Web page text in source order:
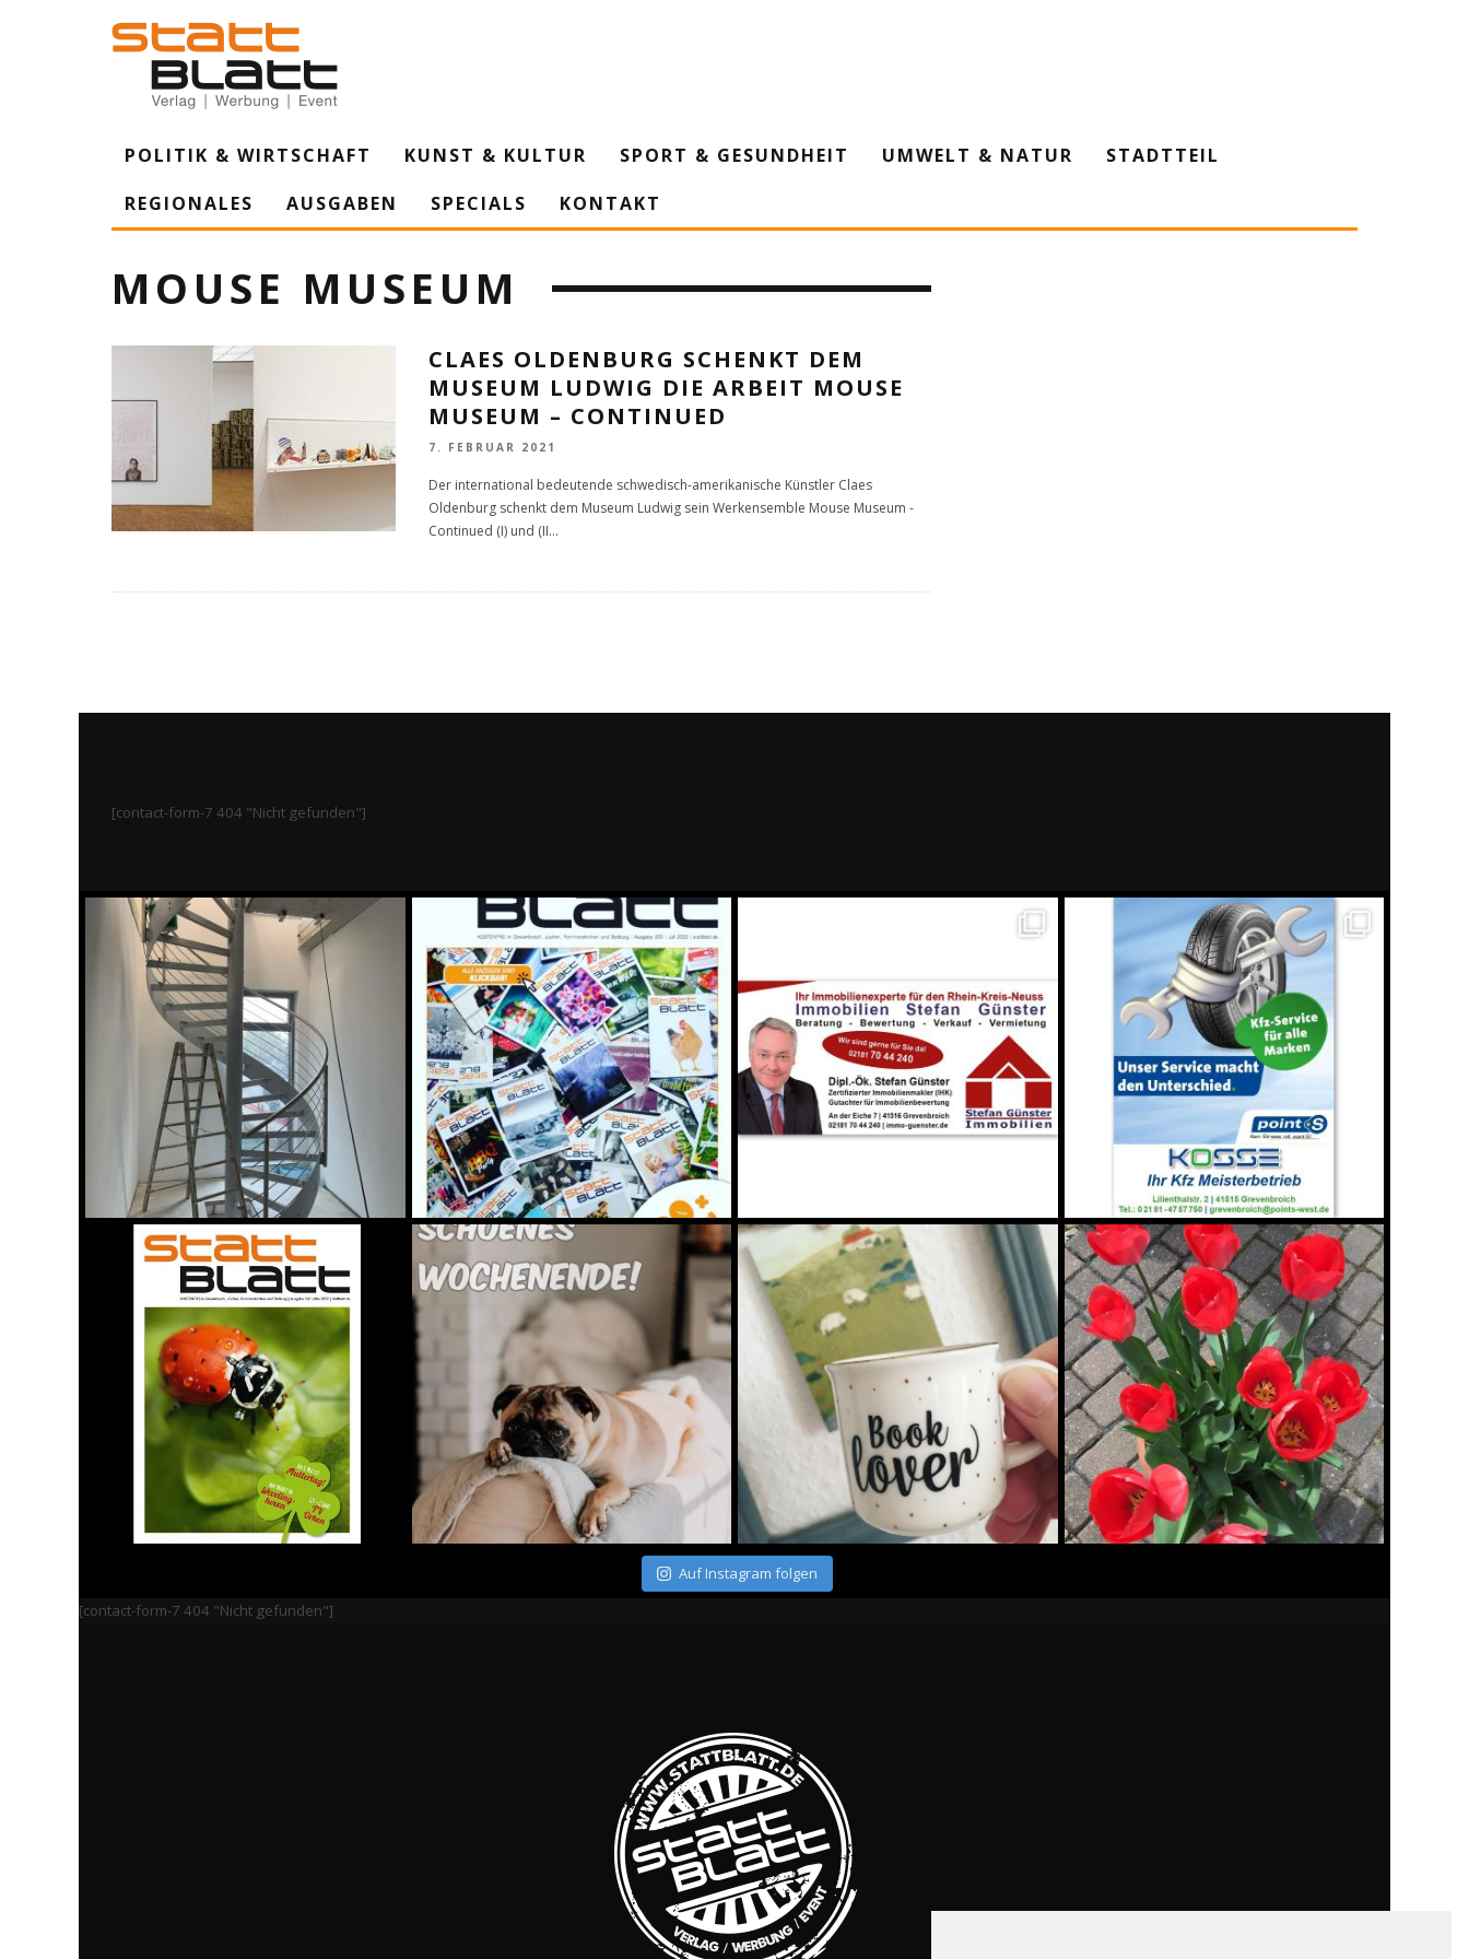
POLITIK & WIRTSCHAFT KUNST & KULTUR SPORT & GESUNDHEIT UMWELT & NATUR
STADTTEIL
REGIONALES
AUSGABEN SPECIALS KONTAKT
MOUSE MUSEUM
CLAES OLDENBURG SCHENKT DEM
MUSEUM LUDWIG DIE ARBEIT MOUSE
MUSEUM – CONTINUED
7. FEBRUAR 2021
Der international bedeutende schwedisch-amerikanische Künstler Claes
Oldenburg schenkt dem Museum Ludwig sein Werkensemble Mouse Museum -
Continued (I) und (II...
[contact-form-7 404 "Nicht gefunden"]
Auf Instagram folgen
[contact-form-7 404 "Nicht gefunden"]